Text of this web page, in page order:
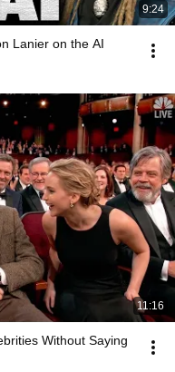
9:24
Lanier on the AI
11:16
Without Saying